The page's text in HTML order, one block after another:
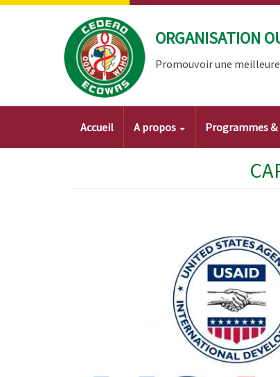
Aller
ORGANISATION
Promouvoir une
Main
navigation
Accueil A propos Programmes